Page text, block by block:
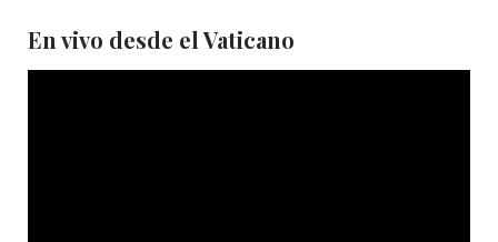
En vivo desde el Vaticano